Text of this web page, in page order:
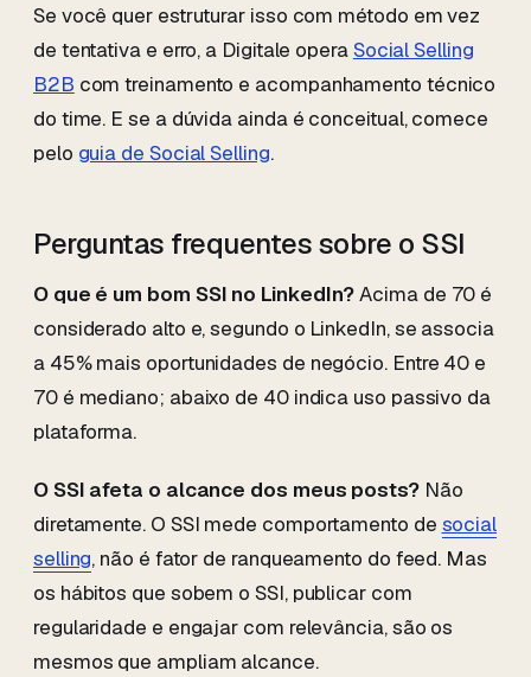
Se você quer estruturar isso com método em vez
de tentativa e erro, a Digitale operaSocial Selling
B2B com treinamento e acompanhamento técnico
do time. E se a dúvida ainda é conceitual, comece
pelo guia de Social Selling.
Perguntas frequentes sobre o SSI
O que é um bom SSI no LinkedIn?Acima de 70 é
considerado alto e, segundo o LinkedIn, se associa
a 45% mais oportunidades de negócio. Entre 40 e
70 é mediano; abaixo de 40 indica uso passivo da
plataforma.
O SSI afeta o alcance dos meus posts?Não
diretamente. O SSI mede comportamento de social
selling, não é fator de ranqueamento do feed. Mas
os hábitos que sobem o SSI, publicar com
regularidade e engajar com relevância, são os
mesmos que ampliam alcance.